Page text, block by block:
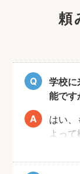
頼
学校に
能です
はい、
よっ
で、